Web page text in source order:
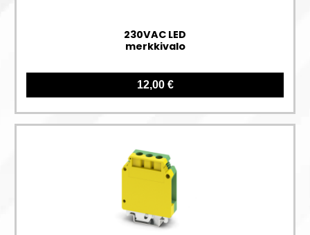
230VAC LED
merkkivalo
12,00 €